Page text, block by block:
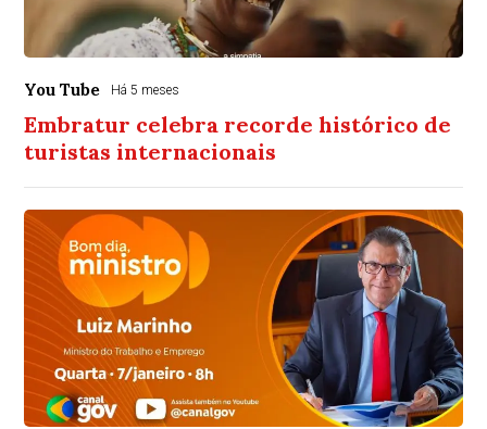
You Tube Há 5 meses
Embratur celebra recorde histórico de
turistas internacionais